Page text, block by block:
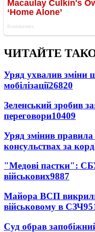
ЧИТАЙТЕ
Уряд ухвалив зміни
мобілізації26820
Зеленський зробив
переговори10409
Уряд змінив правила
консульствах за
"Медові пастки":
військових9887
Майора ВСП
військовому в СЗЧ
Суд обрав